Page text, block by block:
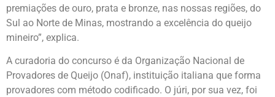
premiações de ouro, prata e bronze, nas nossas regiões, do
Sul ao Norte de Minas, mostrando a excelência do queijo
mineiro”, explica.
A curadoria do concurso é da Organização Nacional de
Provadores de Queijo (Onaf), instituição italiana que forma
provadores com método codificado. O júri, por sua vez, foi